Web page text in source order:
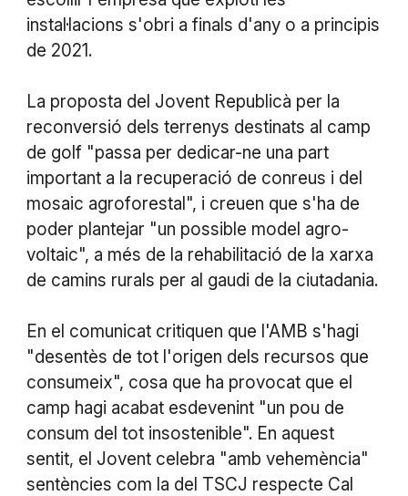
instal·lacions s'obri a finals d'any o a principis
de 2021.
La proposta del Jovent Republicà per la
reconversió dels terrenys destinats al camp
de golf "passa per dedicar-ne una part
important a la recuperació de conreus i del
mosaic agroforestal", i creuen que s'ha de
poder plantejar "un possible model agro-
voltaic", a més de la rehabilitació de la xarxa
de camins rurals per al gaudi de la ciutadania.
En el comunicat critiquen que l'AMB s'hagi
"desentès de tot l'origen dels recursos que
consumeix", cosa que ha provocat que el
camp hagi acabat esdevenint "un pou de
consum del tot insostenible". En aquest
sentit, el Jovent celebra "amb vehemència"
sentències com la del TSCJ respecte Cal